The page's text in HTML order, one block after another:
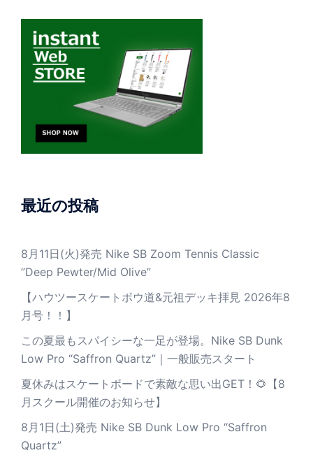
最近の投稿
8月11日(火)発売 Nike SB Zoom Tennis Classic
”Deep Pewter/Mid Olive”
【ハウツースケートボウ道&元祖デッキ拝見 2026年8
月号！！】
この夏最もスパイシーな一足が登場。Nike SB Dunk
Low Pro “Saffron Quartz”｜一般販売スタート
夏休みはスケートボードで素敵な思い出GET！🌻【8
月スクール開催のお知らせ】
8月1日(土)発売 Nike SB Dunk Low Pro “Saffron
Quartz”